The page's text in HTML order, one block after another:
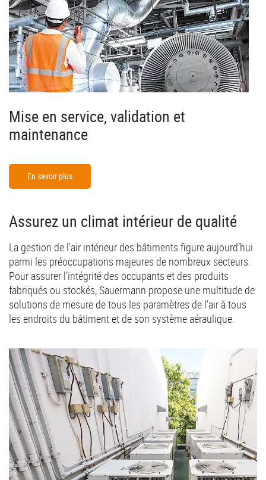
Mise en service, validation et
maintenance
En savoir plus
Assurez un climat intérieur de qualité
La gestion de l’air intérieur des bâtiments figure aujourd’hui
parmi les préoccupations majeures de nombreux secteurs.
Pour assurer l’intégrité des occupants et des produits
fabriqués ou stockés, Sauermann propose une multitude de
solutions de mesure de tous les paramètres de l’air à tous
les endroits du bâtiment et de son système aéraulique.